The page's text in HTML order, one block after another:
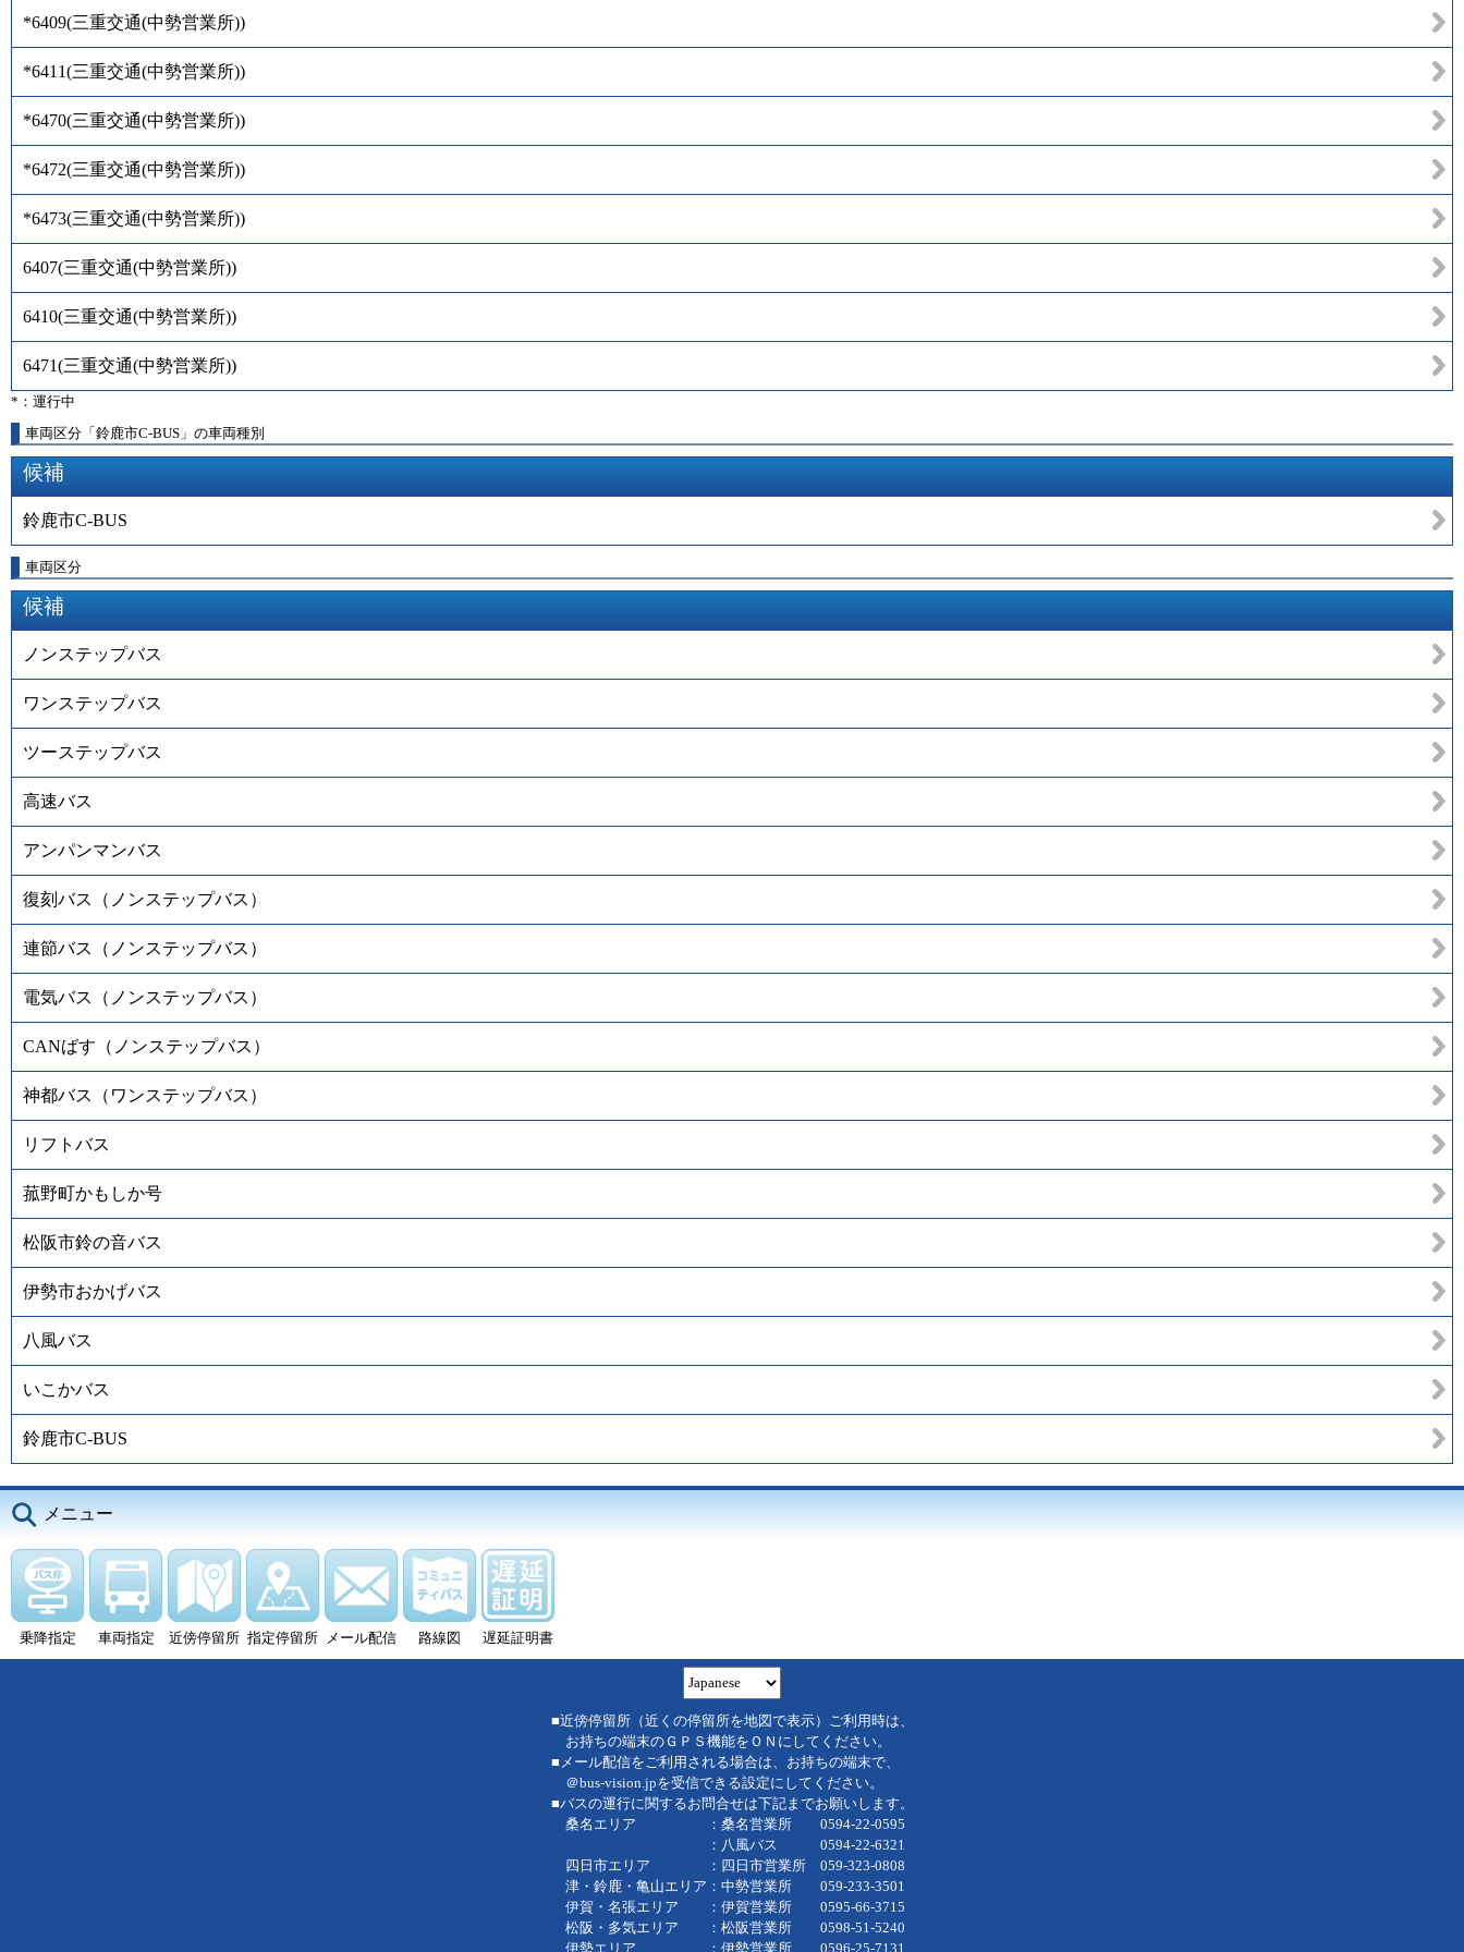
*6409(三重交通(中勢営業所))
*6411(三重交通(中勢営業所))
*6470(三重交通(中勢営業所))
*6472(三重交通(中勢営業所))
*6473(三重交通(中勢営業所))
6407(三重交通(中勢営業所))
6410(三重交通(中勢営業所))
6471(三重交通(中勢営業所))
*：運行中
車両区分「鈴鹿市C-BUS」の車両種別
候補
鈴鹿市C-BUS
車両区分
候補
ノンステップバス
ワンステップバス
ツーステップバス
高速バス
アンパンマンバス
復刻バス（ノンステップバス）
連節バス（ノンステップバス）
電気バス（ノンステップバス）
CANばす（ノンステップバス）
神都バス（ワンステップバス）
リフトバス
菰野町かもしか号
松阪市鈴の音バス
伊勢市おかげバス
八風バス
いこかバス
鈴鹿市C-BUS
メニュー
乗降指定 車両指定 近傍停留所 指定停留所 メール配信 路線図 遅延証明書
■近傍停留所（近くの停留所を地図で表示）ご利用時は、
お持ちの端末のＧＰＳ機能をＯＮにしてください。
■メール配信をご利用される場合は、お持ちの端末で、
＠bus-vision.jpを受信できる設定にしてください。
■バスの運行に関するお問合せは下記までお願いします。
桑名エリア ：桑名営業所 0594-22-0595
：八風バス 0594-22-6321
四日市エリア ：四日市営業所 059-323-0808
津・鈴鹿・亀山エリア：中勢営業所 059-233-3501
伊賀・名張エリア ：伊賀営業所 0595-66-3715
松阪・多気エリア ：松阪営業所 0598-51-5240
伊勢エリア ：伊勢営業所 0596-25-7131